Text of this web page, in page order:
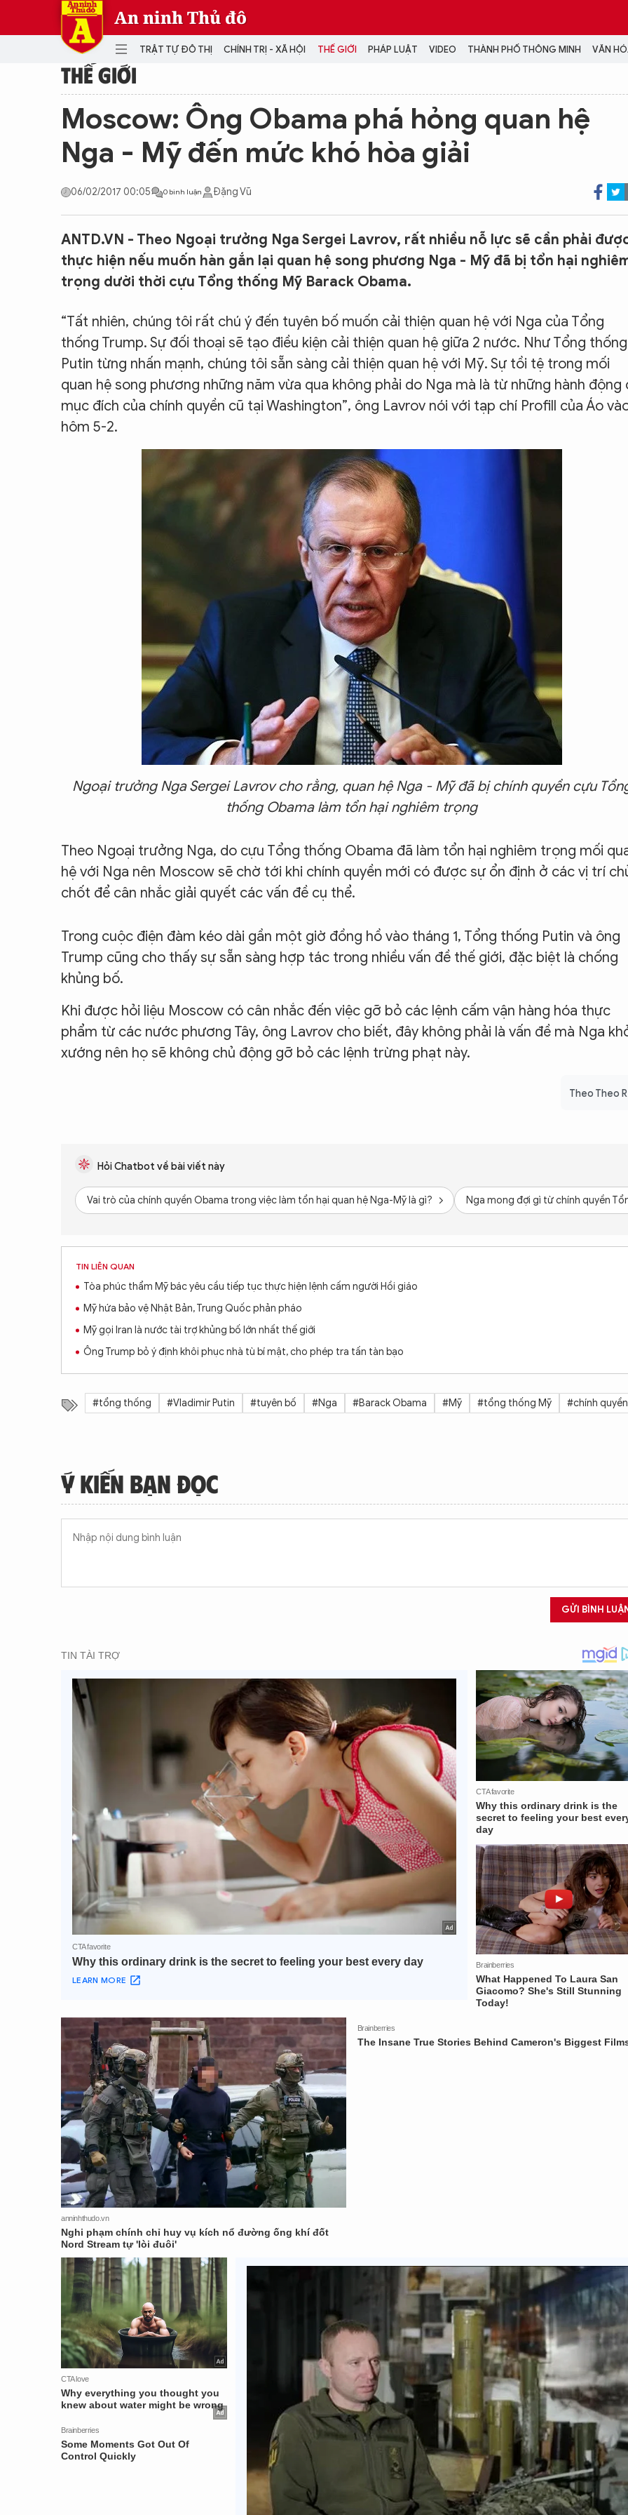
An ninh Thủ đô
TRẬT TỰ ĐÔ THỊ CHÍNH TRỊ - XÃ HỘI THẾ GIỚI PHÁP LUẬT VIDEO THÀNH PHỐ THÔNG MINH VĂN
CHÍNH TRỊ - XÃ HỘI
Đại hội Đảng
THẾ GIỚI PHÁP LUẬT
THÀNH PHỐ THÔNG MINH
THỂ THAO
SỐNG Ở HÀ NỘI
KINH DOANH
MULTIMEDIA
Podcast
Video
Infographic
CON ĐƯỜNG KHỞI NGHIỆP
LỊCH VẠN SỰ
THẾ GIỚI
Moscow: Ông Obama phá hỏng quan hệ
Nga - Mỹ đến mức khó hòa giải
06/02/2017 00:05 0 bình luận Đặng Vũ
ANTD.VN - Theo Ngoại trưởng Nga Sergei Lavrov, rất nhiều nỗ lực sẽ cần phải
thực hiện nếu muốn hàn gắn lại quan hệ song phương Nga - Mỹ đã bị tổn hại
trọng dười thời cựu Tổng thống Mỹ Barack Obama.
“Tất nhiên, chúng tôi rất chú ý đến tuyên bố muốn cải thiện quan hệ với Nga của Tổng
thống Trump. Sự đối thoại sẽ tạo điều kiện cải thiện quan hệ giữa 2 nước. Như Tổng thống
Putin từng nhấn mạnh, chúng tôi sẵn sàng cải thiện quan hệ với Mỹ. Sự tồi tệ trong mối
quan hệ song phương những năm vừa qua không phải do Nga mà là từ những hành động
mục đích của chính quyền cũ tại Washington”, ông Lavrov nói với tạp chí Profill của Áo
hôm 5-2.
Ngoại trưởng Nga Sergei Lavrov cho rằng, quan hệ Nga - Mỹ đã bị chính quyền cựu
thống Obama làm tổn hại nghiêm trọng
Theo Ngoại trưởng Nga, do cựu Tổng thống Obama đã làm tổn hại nghiêm trọng mối
hệ với Nga nên Moscow sẽ chờ tới khi chính quyền mới có được sự ổn định ở các vị trí
chốt để cân nhắc giải quyết các vấn đề cụ thể.
Trong cuộc điện đàm kéo dài gần một giờ đồng hồ vào tháng 1, Tổng thống Putin và ông
Trump cũng cho thấy sự sẵn sàng hợp tác trong nhiều vấn đề thế giới, đặc biệt là chống
khủng bố.
Khi được hỏi liệu Moscow có cân nhắc đến việc gỡ bỏ các lệnh cấm vận hàng hóa thực
phẩm từ các nước phương Tây, ông Lavrov cho biết, đây không phải là vấn đề mà Nga
xướng nên họ sẽ không chủ động gỡ bỏ các lệnh trừng phạt này.
Theo Theo
Hỏi Chatbot về bài viết này
Vai trò của chính quyền Obama trong việc làm tổn hại quan hệ Nga-Mỹ là gì? Nga mong đợi gì từ chính quyền
TIN LIÊN QUAN
Tòa phúc thẩm Mỹ bác yêu cầu tiếp tục thực hiện lệnh cấm người Hồi giáo
Mỹ hứa bảo vệ Nhật Bản, Trung Quốc phản pháo
Mỹ gọi Iran là nước tài trợ khủng bố lớn nhất thế giới
Ông Trump bỏ ý định khôi phục nhà tù bí mật, cho phép tra tấn tàn bạo
#tổng thống #Vladimir Putin #tuyên bố #Nga #Barack Obama #Mỹ #tổng thống Mỹ #chính quyền
Ý KIẾN BẠN ĐỌC
GỬI BÌNH